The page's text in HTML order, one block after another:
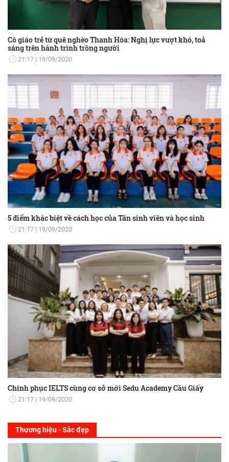
Cô giáo trẻ từ quê nghèo Thanh Hóa: Nghị lực vượt khó, toả
sáng trên hành trình trồng người
21:17 19/09/2020
5 điểm khác biệt về cách học của Tân sinh viên và học sinh
21:17 19/09/2020
Chinh phục IELTS cùng cơ sở mới Sedu Academy Cầu Giấy
21:17 19/09/2020
Thương hiệu - Sắc đẹp